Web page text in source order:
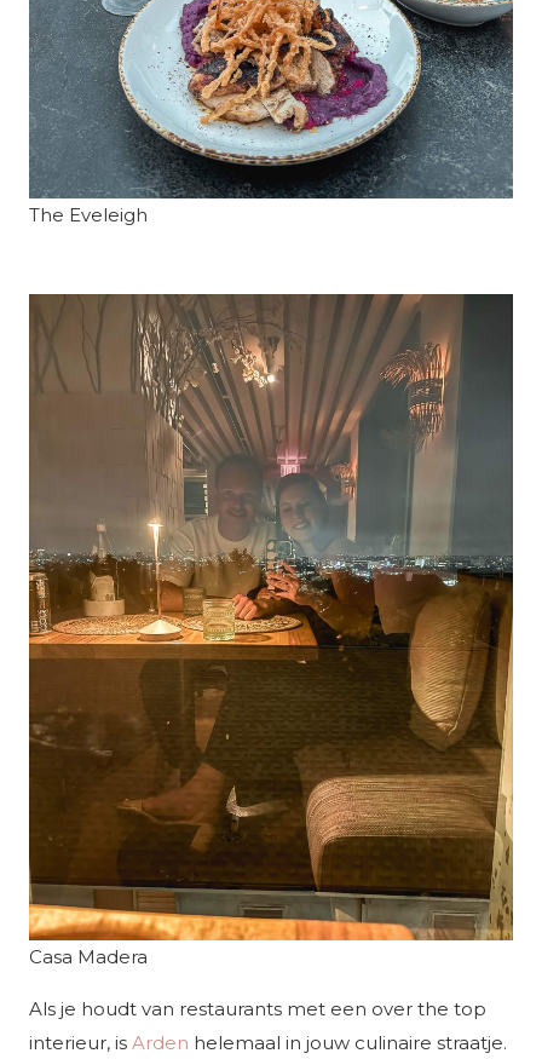
The Eveleigh
Casa Madera
Als je houdt van restaurants met een over the top
interieur, is Arden helemaal in jouw culinaire straatje.